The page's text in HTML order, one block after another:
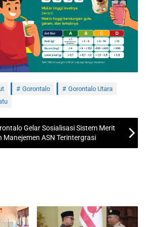
Gorontalo
Gorontalo Utara
Gelar Sosialisasi Sistem Merit
Manejemen ASN Terintergrasi